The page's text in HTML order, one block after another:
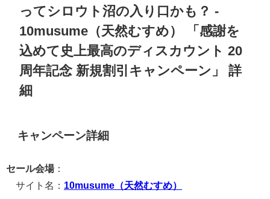
ってシロウト沼の入り口かも？-
10musume（天然むすめ）
「感謝を
込めて史上最高のディスカウント 20
周年記念 新規割引キャンペーン」 詳
細
キャンペーン詳細
セール会場：
サイト名： 10musume（天然むすめ）